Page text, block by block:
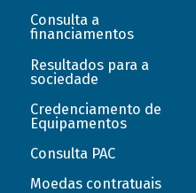
Consulta a
financiamentos
Resultados para a
sociedade
Credenciamento de
Equipamentos
Consulta PAC
Moedas contratuais